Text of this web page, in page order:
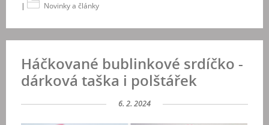
| Novinky a články
Háčkované bublinkové srdíčko -
dárková taška i polštářek
6. 2. 2024